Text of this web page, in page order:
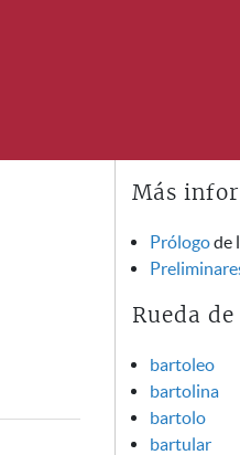
Más
Prólogode
Rueda
bartoleo
bartolina
bartolo
bartular